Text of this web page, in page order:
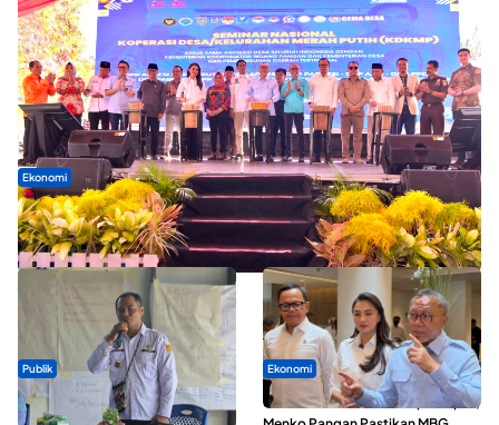
Ekonomi
Seminar di Ternate, Mendes Perkuat Sinergi Percepatan
Kopdes Merah Putih
Publik
ABDESI Morotai Apresiasi
Ekonomi
SPPG di Maluku Utara Dipercepat,